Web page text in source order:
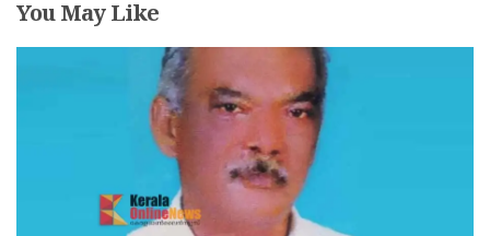
You May Like